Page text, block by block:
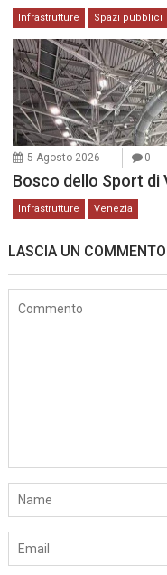
Infrastrutture Spazi pubblici
5 Agosto 2026 0
Bosco dello Sport di
Infrastrutture Venezia
LASCIA UN COMMENTO